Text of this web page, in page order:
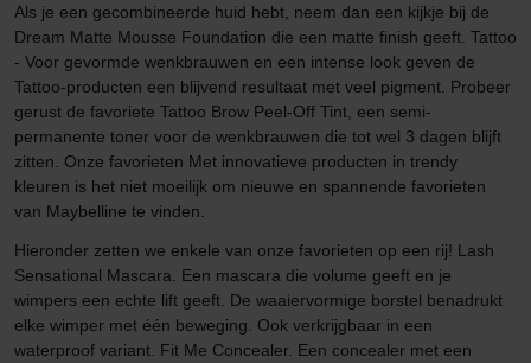
Als je een gecombineerde huid hebt, neem dan een kijkje bij de
Dream Matte Mousse Foundation die een matte finish geeft. Tattoo
- Voor gevormde wenkbrauwen en een intense look geven de
Tattoo-producten een blijvend resultaat met veel pigment. Probeer
gerust de favoriete Tattoo Brow Peel-Off Tint, een semi-
permanente toner voor de wenkbrauwen die tot wel 3 dagen blijft
zitten. Onze favorieten Met innovatieve producten in trendy
kleuren is het niet moeilijk om nieuwe en spannende favorieten
van Maybelline te vinden.
Hieronder zetten we enkele van onze favorieten op een rij! Lash
Sensational Mascara. Een mascara die volume geeft en je
wimpers een echte lift geeft. De waaiervormige borstel benadrukt
elke wimper met één beweging. Ook verkrijgbaar in een
waterproof variant. Fit Me Concealer. Een concealer met een